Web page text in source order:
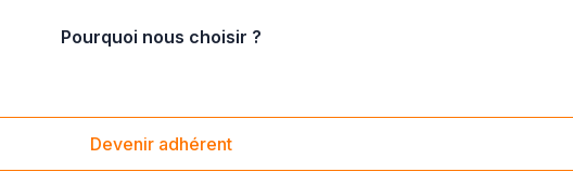
Pourquoi nous choisir ?
Devenir adhérent
compétent, travaillant dans les Pyrénées-Orientales, pour